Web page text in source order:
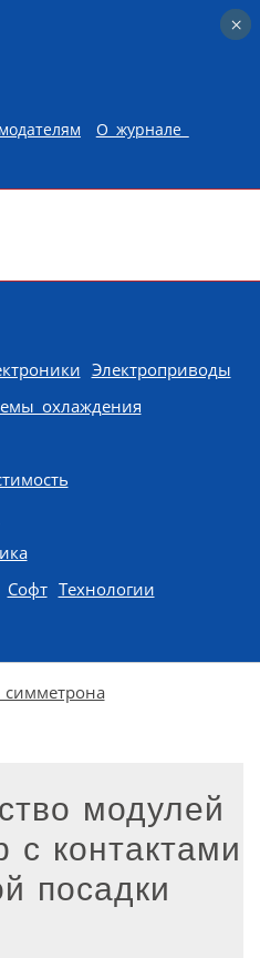
О журнале
Электроприводы
охлаждения
Софт Технологии
модулей
с контактами
посадки
×
×